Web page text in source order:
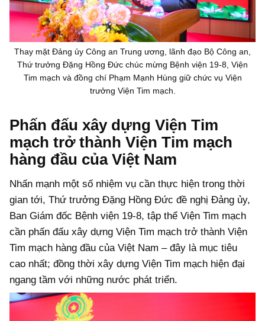
Thay mặt Đảng ủy Công an Trung ương, lãnh đạo Bộ Công an,
Thứ trưởng Đặng Hồng Đức chúc mừng Bệnh viện 19-8, Viện
Tim mạch và đồng chí Phạm Mạnh Hùng giữ chức vụ Viện
trưởng Viện Tim mạch.
Phấn đấu xây dựng Viện Tim
mạch trở thành Viện Tim mạch
hàng đầu của Việt Nam
Nhấn mạnh một số nhiệm vụ cần thực hiện trong thời
gian tới, Thứ trưởng Đặng Hồng Đức đề nghị Đảng ủy,
Ban Giám đốc Bệnh viện 19-8, tập thể Viện Tim mạch
cần phấn đấu xây dựng Viện Tim mạch trở thành Viện
Tim mạch hàng đầu của Việt Nam – đây là mục tiêu
cao nhất; đồng thời xây dựng Viện Tim mạch hiện đại
ngang tầm với những nước phát triển.